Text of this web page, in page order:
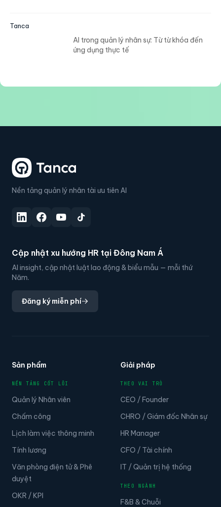
Tanca
AI trong quản lý nhân sự: Từ từ khóa đến
ứng dụng thực tế
Nền tảng quản lý nhân tài ưu tiên AI
Cập nhật xu hướng HR tại Đông Nam Á
AI insight, cập nhật luật lao động & biểu mẫu — mỗi thứ
Năm.
Đăng ký miễn phí
Sản phẩm
NỀN TẢNG CỐT LÕI
Quản lý Nhân viên
Chấm công
Lịch làm việc thông minh
Tính lương
Văn phòng điện tử & Phê
duyệt
OKR / KPI
Giải pháp
THEO VAI TRÒ
CEO / Founder
CHRO / Giám đốc Nhân sự
HR Manager
CFO / Tài chính
IT / Quản trị hệ thống
THEO NGÀNH
F&B & Chuỗi